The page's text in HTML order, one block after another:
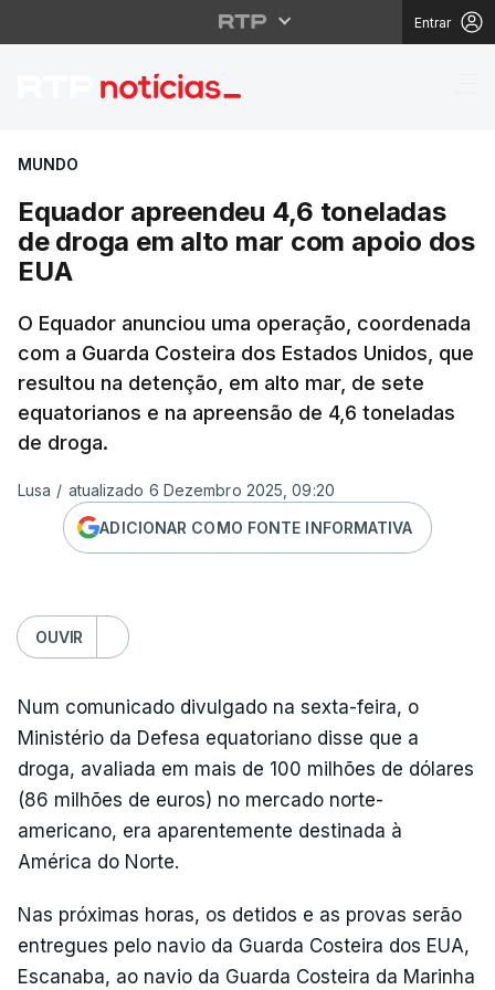
Entrar
Equador apreendeu
MUNDO
Equador apreendeu 4,6 toneladas
de droga em alto mar com apoio dos
EUA
O Equador anunciou uma operação, coordenada
com a Guarda Costeira dos Estados Unidos, que
resultou na detenção, em alto mar, de sete
equatorianos e na apreensão de 4,6 toneladas
de droga.
Lusa / atualizado 6 Dezembro 2025, 09:20
ADICIONAR COMO FONTE INFORMATIVA
OUVIR
Num comunicado divulgado na sexta-feira, o
Ministério da Defesa equatoriano disse que a
droga, avaliada em mais de 100 milhões de dólares
(86 milhões de euros) no mercado norte-
americano, era aparentemente destinada à
América do Norte.
Nas próximas horas, os detidos e as provas serão
entregues pelo navio da Guarda Costeira dos EUA,
Escanaba, ao navio da Guarda Costeira da Marinha